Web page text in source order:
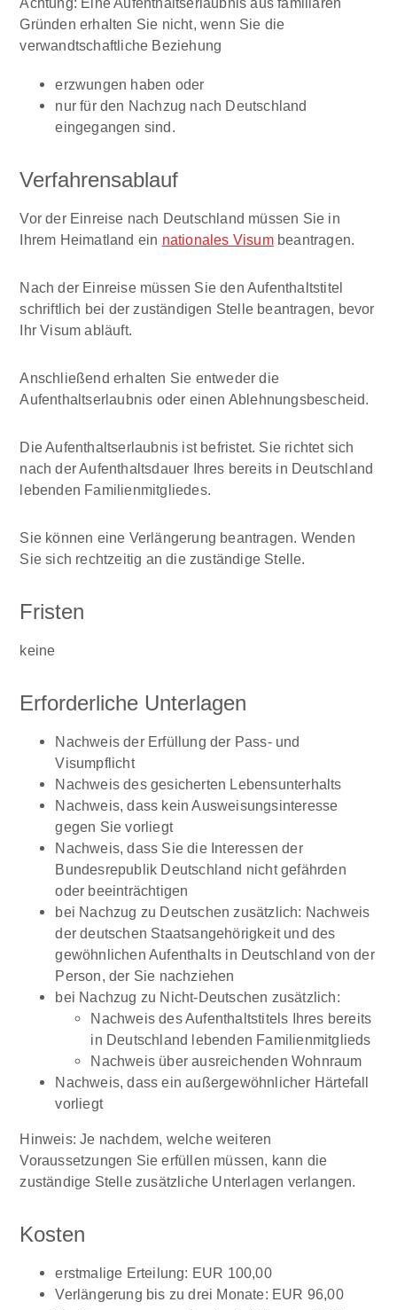
Gründen erhalten Sie nicht, wenn Sie die
verwandtschaftliche Beziehung
erzwungen haben oder
nur für den Nachzug nach Deutschland
eingegangen sind.
Verfahrensablauf
Vor der Einreise nach Deutschland müssen Sie in
Ihrem Heimatland ein nationales Visumbeantragen.
Nach der Einreise müssen Sie den Aufenthaltstitel
schriftlich bei der zuständigen Stelle beantragen, bevor
Ihr Visum abläuft.
Anschließend erhalten Sie entweder die
Aufenthaltserlaubnis oder einen Ablehnungsbescheid.
Die Aufenthaltserlaubnis ist befristet. Sie richtet sich
nach der Aufenthaltsdauer Ihres bereits in Deutschland
lebenden Familienmitgliedes.
Sie können eine Verlängerung beantragen. Wenden
Sie sich rechtzeitig an die zuständige Stelle.
Fristen
keine
Erforderliche Unterlagen
Nachweis der Erfüllung der Pass- und
Visumpflicht
Nachweis des gesicherten Lebensunterhalts
Nachweis, dass kein Ausweisungsinteresse
gegen Sie vorliegt
Nachweis, dass Sie die Interessen der
Bundesrepublik Deutschland nicht gefährden
oder beeinträchtigen
bei Nachzug zu Deutschen zusätzlich: Nachweis
der deutschen Staatsangehörigkeit und des
gewöhnlichen Aufenthalts in Deutschland von der
Person, der Sie nachziehen
bei Nachzug zu Nicht-Deutschen zusätzlich:
Nachweis des Aufenthaltstitels Ihres bereits
in Deutschland lebenden Familienmitglieds
Nachweis über ausreichenden Wohnraum
Nachweis, dass ein außergewöhnlicher Härtefall
vorliegt
Hinweis: Je nachdem, welche weiteren
Voraussetzungen Sie erfüllen müssen, kann die
zuständige Stelle zusätzliche Unterlagen verlangen.
Kosten
erstmalige Erteilung: EUR 100,00
Verlängerung bis zu drei Monate: EUR 96,00